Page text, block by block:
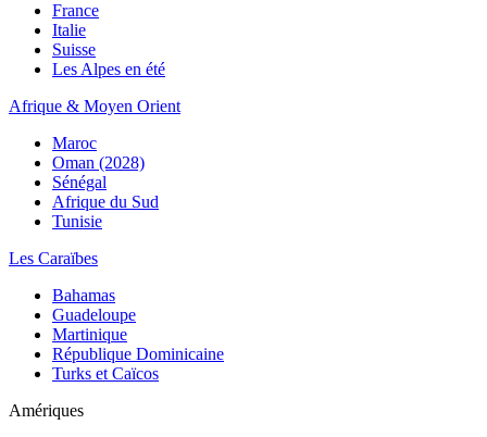
France
Italie
Suisse
Les Alpes en été
Afrique & Moyen Orient
Maroc
Oman (2028)
Sénégal
Afrique du Sud
Tunisie
Les Caraïbes
Bahamas
Guadeloupe
Martinique
République Dominicaine
Turks et Caïcos
Amériques